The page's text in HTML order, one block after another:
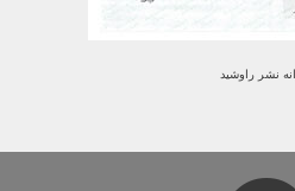
نشر راوشید